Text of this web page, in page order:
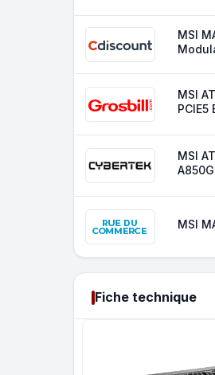
MSI
MSI
PCIE5
MSI
MSI
Fiche technique